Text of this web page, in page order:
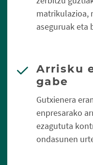
matrikulazioa,
aseguruak eta
Arrisku
gabe
Gutxienera
enpresarako
ezagututa
ondasunen